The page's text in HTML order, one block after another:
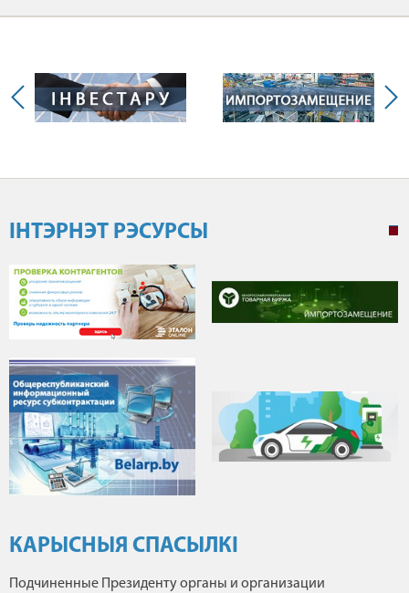
ІНТЭРНЭТ РЭСУРСЫ
КАРЫСНЫЯ СПАСЫЛКІ
Подчиненные Президенту органы и организации